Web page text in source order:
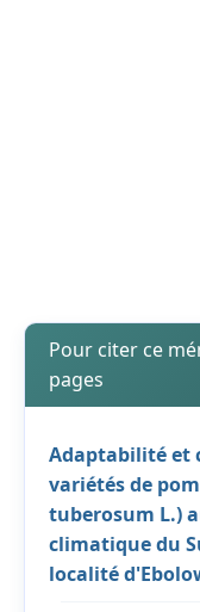
Pour citer ce
pages
Adaptabilité et
variétés de
tuberosum L.)
climatique du
localité